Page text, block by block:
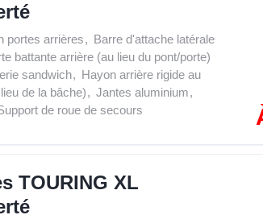
portes arrières, Barre d'attache latérale
battante arrière (au lieu du pont/porte)
sandwich, Hayon arrière rigide au
de la bâche), Jantes aluminium,
de roue de secours
TOURING XL